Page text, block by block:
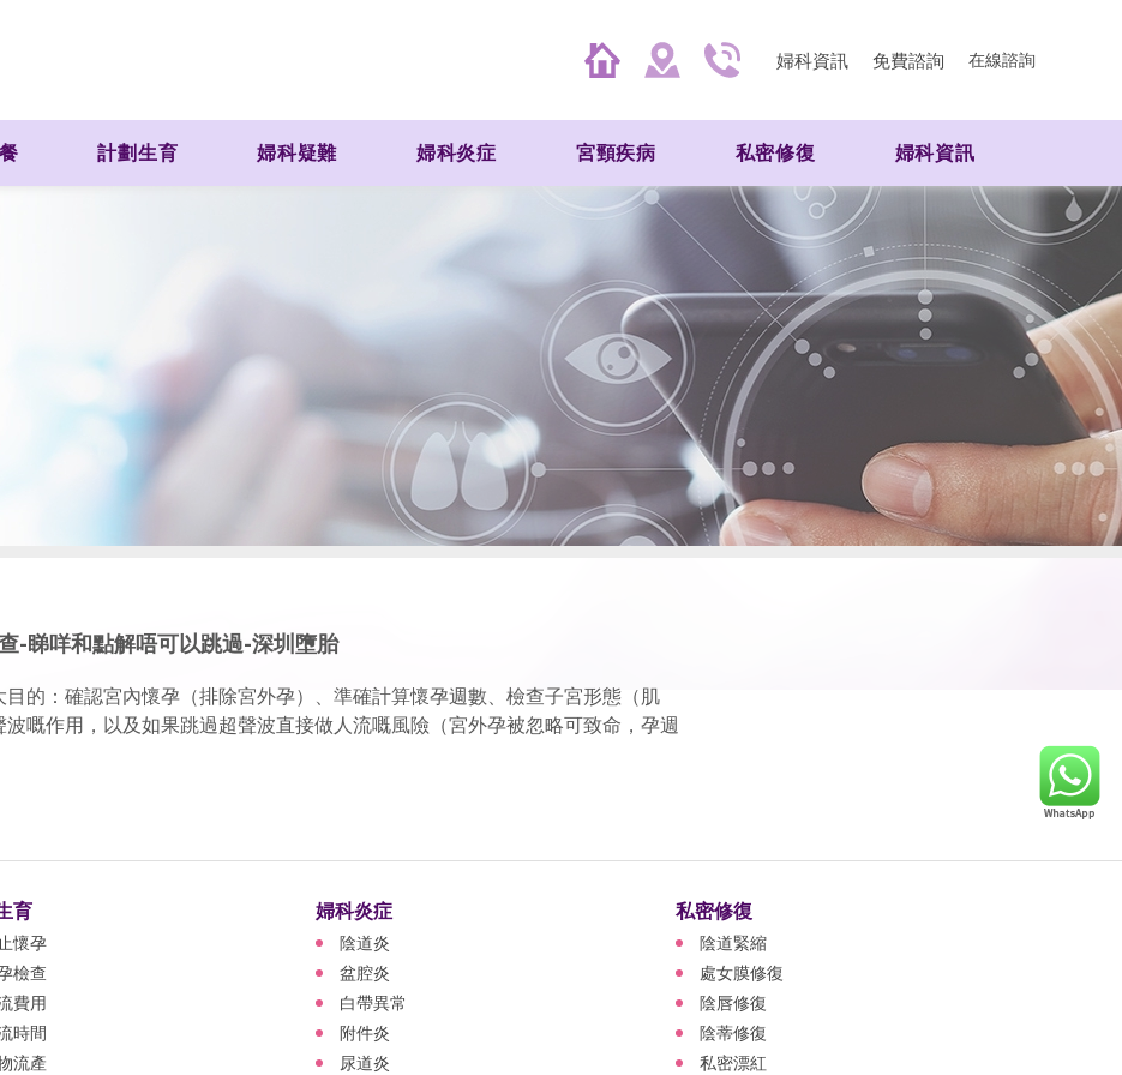
婦科資訊 免費諮詢 在線諮詢
計劃生育 婦科疑難 婦科炎症 宮頸疾病 私密修復 婦科資訊
-睇咩和點解唔可以跳過-深圳墮胎
的：確認宮內懷孕（排除宮外孕）、準確計算懷孕週數、檢查子宮形態（肌
嘅作用，以及如果跳過超聲波直接做人流嘅風險（宮外孕被忽略可致命，孕週
育
懷孕
檢查
費用
時間
流產
婦科炎症
陰道炎
盆腔炎
白帶異常
附件炎
尿道炎
私密修復
陰道緊縮
處女膜修復
陰唇修復
陰蒂修復
私密漂紅